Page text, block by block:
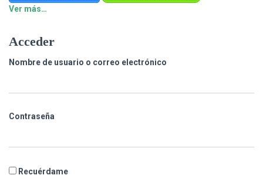
Ver más…
Acceder
Nombre de usuario o correo electrónico
Contraseña
Recuérdame